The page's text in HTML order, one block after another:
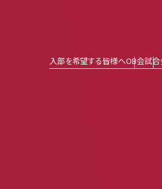
入部を希望する皆様へOB会試合